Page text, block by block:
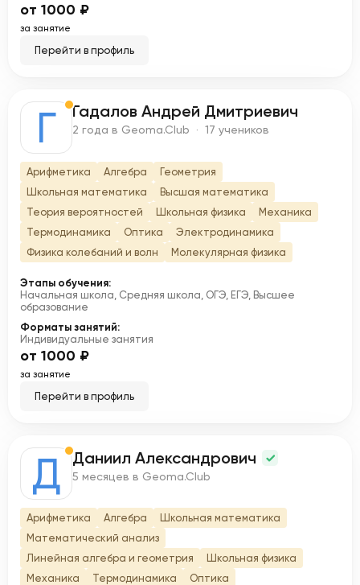
от 1000 ₽
за занятие
Перейти в профиль
Г Гадалов Андрей Дмитриевич
2 года в Geoma.Club · 17 учеников
Арифметика Алгебра
Геометрия
Школьная математика
Высшая математика
Теория вероятностей
Школьная физика
Механика
Термодинамика
Оптика
Электродинамика
Физика колебаний и волн
Молекулярная физика
Этапы обучения:
Начальная школа, Средняя школа, ОГЭ, ЕГЭ, Высшее
образование
Форматы занятий:
Индивидуальные занятия
от 1000 ₽
за занятие
Перейти в профиль
Д Даниил Александрович
5 месяцев в Geoma.Club
Арифметика Алгебра
Школьная математика
Математический анализ
Линейная алгебра и геометрия
Школьная физика
Механика
Термодинамика
Оптика